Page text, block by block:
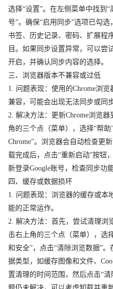
选择“设置”。在左侧菜单中找到
号”。确保“启用同步”选项已勾
书签、历史记录、密码、扩展程
目。如果同步设置异常，可以尝
开启，并确认同步内容的选择。
三、浏览器版本不兼容或过低
1. 问题表现：使用的Chrome浏
兼容，可能会出现无法同步或同
2. 解决方法：更新Chrome浏览
角的三个点（菜单），选择“帮助
Chrome”。浏览器会自动检查更
载完成后，点击“重新启动”按钮
新登录Google账号，检查同步功
四、缓存或数据损坏
1. 问题表现：浏览器的缓存或本
能的正常运作。
2. 解决方法：首先，尝试清理浏
击右上角的三个点（菜单），选
和安全”，点击“清除浏览数据”
据类型，如缓存图像和文件、
置清理的时间范围，然后点击“